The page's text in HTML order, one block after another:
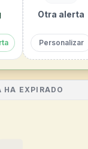
Otra alerta
Personalizar
HA EXPIRADO